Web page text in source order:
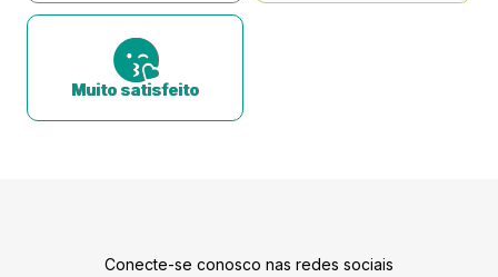
Muito satisfeito
Conecte-se conosco nas redes sociais